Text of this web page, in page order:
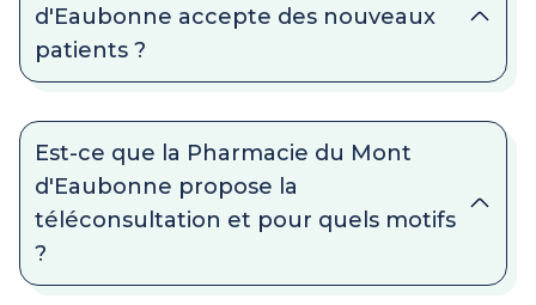
d'Eaubonne accepte des nouveaux
patients ?
Est-ce que la Pharmacie du Mont
d'Eaubonne propose la
téléconsultation et pour quels motifs
?